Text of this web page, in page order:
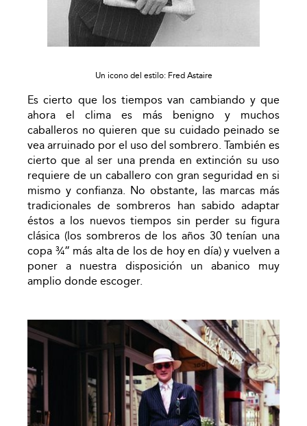
Un icono del estilo: Fred Astaire
Es cierto que los tiempos van cambiando y que
ahora el clima es más benigno y muchos
caballeros no quieren que su cuidado peinado se
vea arruinado por el uso del sombrero. También es
cierto que al ser una prenda en extinción su uso
requiere de un caballero con gran seguridad en si
mismo y confianza. No obstante, las marcas más
tradicionales de sombreros han sabido adaptar
éstos a los nuevos tiempos sin perder su figura
clásica (los sombreros de los años 30 tenían una
copa ¾” más alta de los de hoy en día) y vuelven a
poner a nuestra disposición un abanico muy
amplio donde escoger.